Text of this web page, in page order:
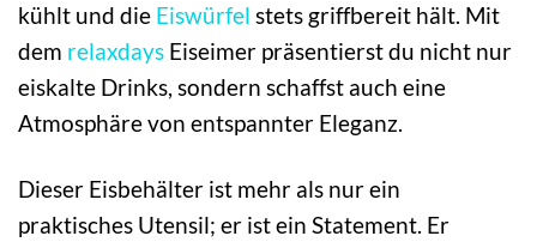
kühlt und die Eiswürfel stets griffbereit hält. Mit
dem relaxdays Eiseimer präsentierst du nicht nur
eiskalte Drinks, sondern schaffst auch eine
Atmosphäre von entspannter Eleganz.
Dieser Eisbehälter ist mehr als nur ein
praktisches Utensil; er ist ein Statement. Er